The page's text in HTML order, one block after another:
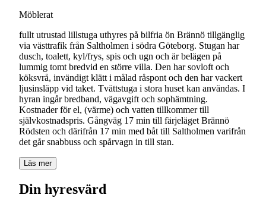
Möblerat
fullt utrustad lillstuga uthyres på bilfria ön Brännö tillgänglig
via västtrafik från Saltholmen i södra Göteborg. Stugan har
dusch, toalett, kyl/frys, spis och ugn och är belägen på
lummig tomt bredvid en större villa. Den har sovloft och
köksvrå, invändigt klätt i målad råspont och den har vackert
ljusinsläpp vid taket. Tvättstuga i stora huset kan användas. I
hyran ingår bredband, vägavgift och sophämtning.
Kostnader för el, (värme) och vatten tillkommer till
självkostnadspris. Gångväg 17 min till färjeläget Brännö
Rödsten och därifrån 17 min med båt till Saltholmen varifrån
det går snabbuss och spårvagn in till stan.
Läs mer
Din hyresvärd